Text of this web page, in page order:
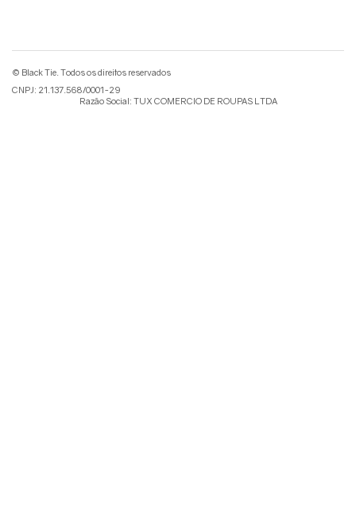
© Black Tie. Todos os direitos reservados
CNPJ: 21.137.568/0001-29
Razão Social: TUX COMERCIO DE ROUPAS LTDA